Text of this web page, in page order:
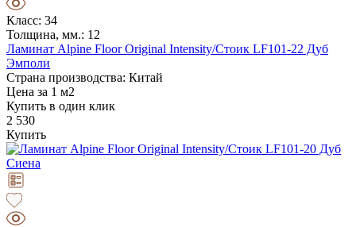
Класс: 34
Толщина, мм.: 12
Ламинат Alpine Floor Original Intensity/Стоик LF101-22 Дуб
Эмполи
Страна производства: Китай
Цена за 1 м2
Купить в один клик
2 530
Купить